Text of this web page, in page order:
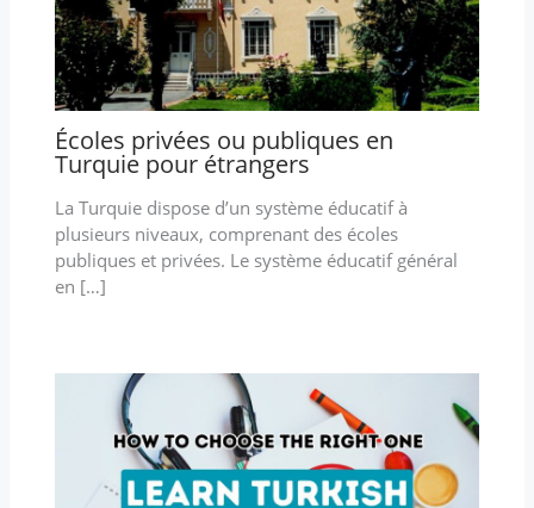
Écoles privées ou publiques en
Turquie pour étrangers
La Turquie dispose d’un système éducatif à
plusieurs niveaux, comprenant des écoles
publiques et privées. Le système éducatif général
en […]